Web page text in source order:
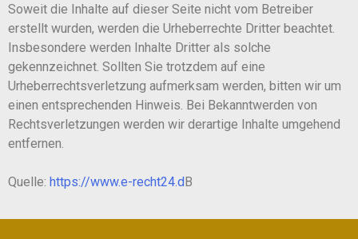
Soweit die Inhalte auf dieser Seite nicht vom Betreiber
erstellt wurden, werden die Urheberrechte Dritter beachtet.
Insbesondere werden Inhalte Dritter als solche
gekennzeichnet. Sollten Sie trotzdem auf eine
Urheberrechtsverletzung aufmerksam werden, bitten wir um
einen entsprechenden Hinweis. Bei Bekanntwerden von
Rechtsverletzungen werden wir derartige Inhalte umgehend
entfernen.
Quelle: https://www.e-recht24.dB